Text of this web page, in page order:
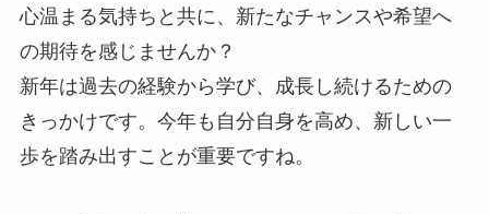
心温まる気持ちと共に、新たなチャンスや希望へ
の期待を感じませんか？
新年は過去の経験から学び、成長し続けるための
きっかけです。今年も自分自身を高め、新しい一
歩を踏み出すことが重要ですね。